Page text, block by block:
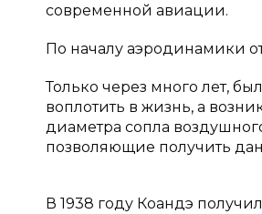
современной авиации.
По началу аэродинамики
Только через много лет,
воплотить в жизнь, а
диаметра сопла
позволяющие получить
В 1938 году Коандэ